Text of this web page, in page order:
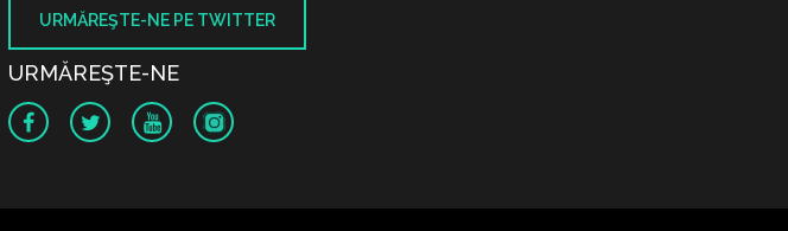
URMĂREŞTE-NE PE TWITTER
URMĂREŞTE-NE